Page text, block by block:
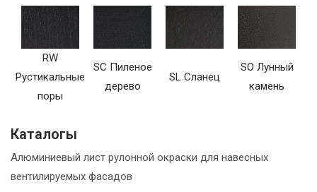
RW
Рустикальные
поры
SC Пиленое
дерево
SL Сланец
SO Лунный
камень
Каталогы
Алюминиевый лист рулонной окраски для навесных
вентилируемых фасадов